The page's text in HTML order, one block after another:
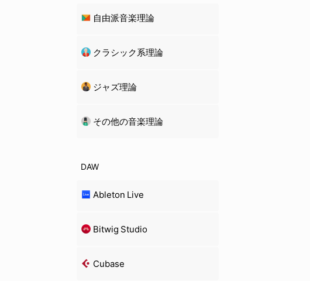
自由派音楽理論
クラシック系理論
ジャズ理論
その他の音楽理論
DAW
Ableton Live
Bitwig Studio
Cubase